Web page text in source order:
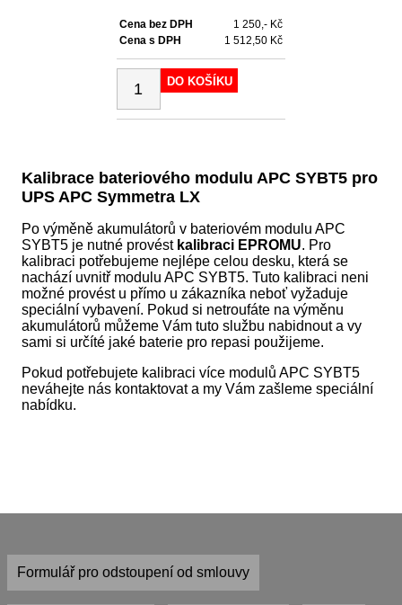
Cena bez DPH
1 250,- Kč
Cena s DPH
1 512,50 Kč
DO KOŠÍKU
Kalibrace bateriového modulu APC SYBT5 pro
UPS APC Symmetra LX
Po výměně akumulátorů v bateriovém modulu APC
SYBT5 je nutné provést kalibraci EPROMU. Pro
kalibraci potřebujeme nejlépe celou desku, která se
nachází uvnitř modulu APC SYBT5. Tuto kalibraci neni
možné provést u přímo u zákazníka neboť vyžaduje
speciální vybavení. Pokud si netroufáte na výměnu
akumulátorů můžeme Vám tuto službu nabidnout a vy
sami si určíté jaké baterie pro repasi použijeme.
Pokud potřebujete kalibraci více modulů APC SYBT5
neváhejte nás kontaktovat a my Vám zašleme speciální
nabídku.
Formulář pro odstoupení od smlouvy